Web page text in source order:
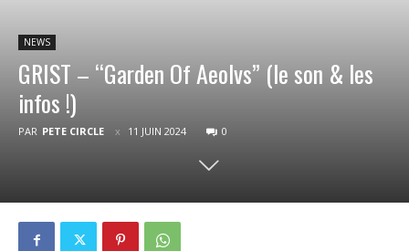
NEWS
GRIST – “Garden Of Aeolvs” (le son & les
infos !)
PAR PETE CIRCLE 11 JUIN 2024 0